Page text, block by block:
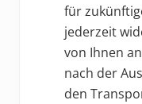
für
jederzeit
von Ihnen
nach der
den